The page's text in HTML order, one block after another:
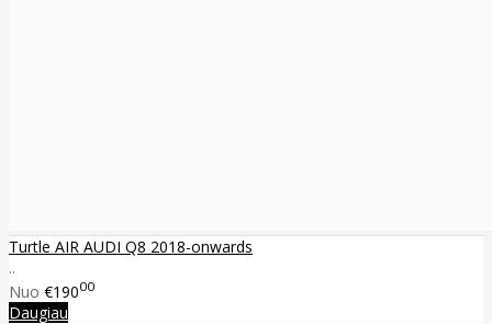
Turtle AIR AUDI Q8 2018-onwards
..
Nuo €19000
Daugiau